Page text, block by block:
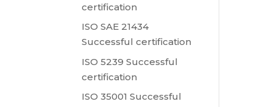
certification
ISO SAE 21434
Successful certification
ISO 5239 Successful
certification
ISO 35001 Successful